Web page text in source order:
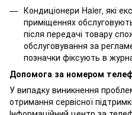
Кондиціонери Haier, які
приміщеннях
після передачі товару
обслуговування за
позначки фіксують в
Допомога за номером
У випадку виникнення
отримання сервісної